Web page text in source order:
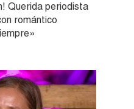
Querida periodista
romántico